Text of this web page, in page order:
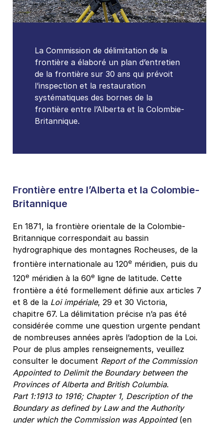
La Commission de délimitation de la
frontière a élaboré un plan d’entretien
de la frontière sur 30 ans qui prévoit
l’inspection et la restauration
systématiques des bornes de la
frontière entre l’Alberta et la Colombie-
Britannique.
Frontière entre l’Alberta et la Colombie-
Britannique
En 1871, la frontière orientale de la Colombie-
Britannique correspondait au bassin
hydrographique des montagnes Rocheuses, de la
frontière internationale au 120e méridien, puis du
120e méridien à la 60e ligne de latitude. Cette
frontière a été formellement définie aux articles 7
et 8 de la Loi impériale, 29 et 30 Victoria,
chapitre 67. La délimitation précise n’a pas été
considérée comme une question urgente pendant
de nombreuses années après l’adoption de la Loi.
Pour de plus amples renseignements, veuillez
consulter le document Report of the Commission
Appointed to Delimit the Boundary between the
Provinces of Alberta and British Columbia.
Part 1:1913 to 1916; Chapter 1, Description of the
Boundary as defined by Law and the Authority
under which the Commission was Appointed(en